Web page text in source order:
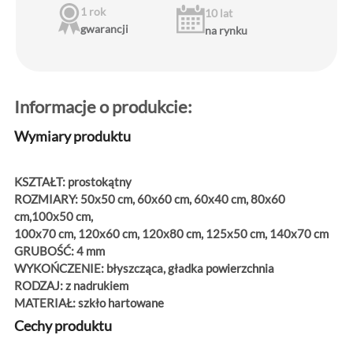
1 rok
gwarancji
10 lat
na rynku
Informacje o produkcie:
Wymiary produktu
KSZTAŁT:prostokątny
ROZMIARY: 50x50 cm, 60x60 cm, 60x40 cm, 80x60
cm,100x50 cm,
100x70 cm, 120x60 cm, 120x80 cm, 125x50 cm, 140x70 cm
GRUBOŚĆ:4 mm
WYKOŃCZENIE:błyszcząca, gładka powierzchnia
RODZAJ:z nadrukiem
MATERIAŁ:szkło hartowane
Cechy produktu